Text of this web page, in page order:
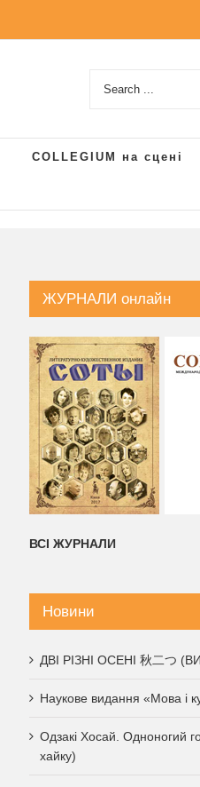
for:
COLLEGIUM на сцені
ЖУРНАЛИ онлайн
ВСІ ЖУРНАЛИ
Новини
ДВІ РІЗНІ ОСЕНІ 秋二つ
Наукове видання «Мова і
Одзакі Хосай. Одноногий
хайку)